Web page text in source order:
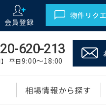
会員登録
物件リク
620-213
平日9:00～18:00
相場情報から探す